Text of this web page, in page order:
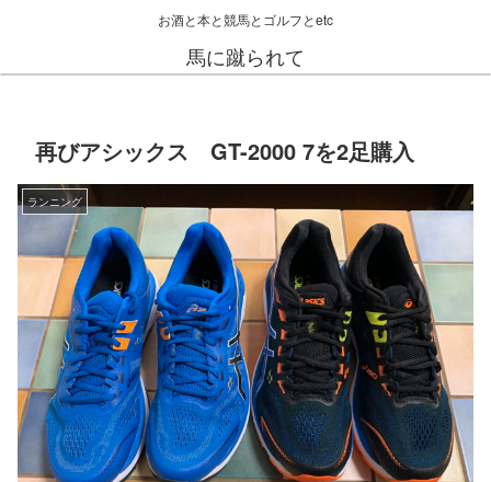
お酒と本と競馬とゴルフとetc
馬に蹴られて
再びアシックス GT-2000 7を2足購入
ランニング